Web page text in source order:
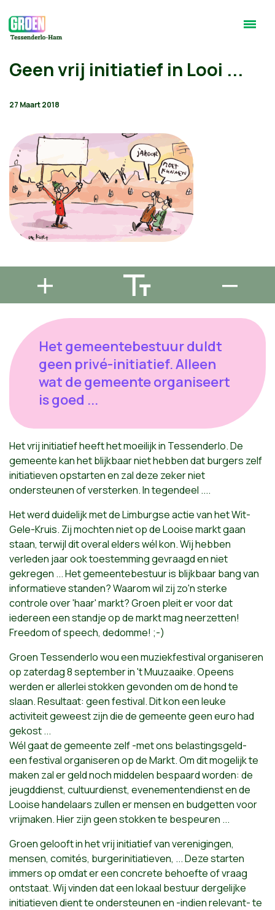
Geen vrij initiatief in Looi ...
27 Maart 2018
Het gemeentebestuur duldt
geen privé-initiatief. Alleen
wat de gemeente organiseert
is goed ...
Het vrij initiatief heeft het moeilijk in Tessenderlo. De
gemeente kan het blijkbaar niet hebben dat burgers zelf
initiatieven opstarten en zal deze zeker niet
ondersteunen of versterken. In tegendeel ....
Het werd duidelijk met de Limburgse actie van het Wit-
Gele-Kruis. Zij mochten niet op de Looise markt gaan
staan, terwijl dit overal elders wél kon. Wij hebben
verleden jaar ook toestemming gevraagd en niet
gekregen ... Het gemeentebestuur is blijkbaar bang van
informatieve standen? Waarom wil zij zo'n sterke
controle over 'haar' markt? Groen pleit er voor dat
iedereen een standje op de markt mag neerzetten!
Freedom of speech, dedomme! ;-)
Groen Tessenderlo wou een muziekfestival organiseren
op zaterdag 8 september in 't Muuzaaike. Opeens
werden er allerlei stokken gevonden om de hond te
slaan. Resultaat: geen festival. Dit kon een leuke
activiteit geweest zijn die de gemeente geen euro had
gekost ...
Wél gaat de gemeente zelf -met ons belastingsgeld-
een festival organiseren op de Markt. Om dit mogelijk te
maken zal er geld noch middelen bespaard worden: de
jeugddienst, cultuurdienst, evenementendienst en de
Looise handelaars zullen er mensen en budgetten voor
vrijmaken. Hier zijn geen stokken te bespeuren ...
Groen gelooft in het vrij initiatief van verenigingen,
mensen, comités, burgerinitiatieven, ... Deze starten
immers op omdat er een concrete behoefte of vraag
ontstaat. Wij vinden dat een lokaal bestuur dergelijke
initiatieven dient te ondersteunen en -indien relevant- te